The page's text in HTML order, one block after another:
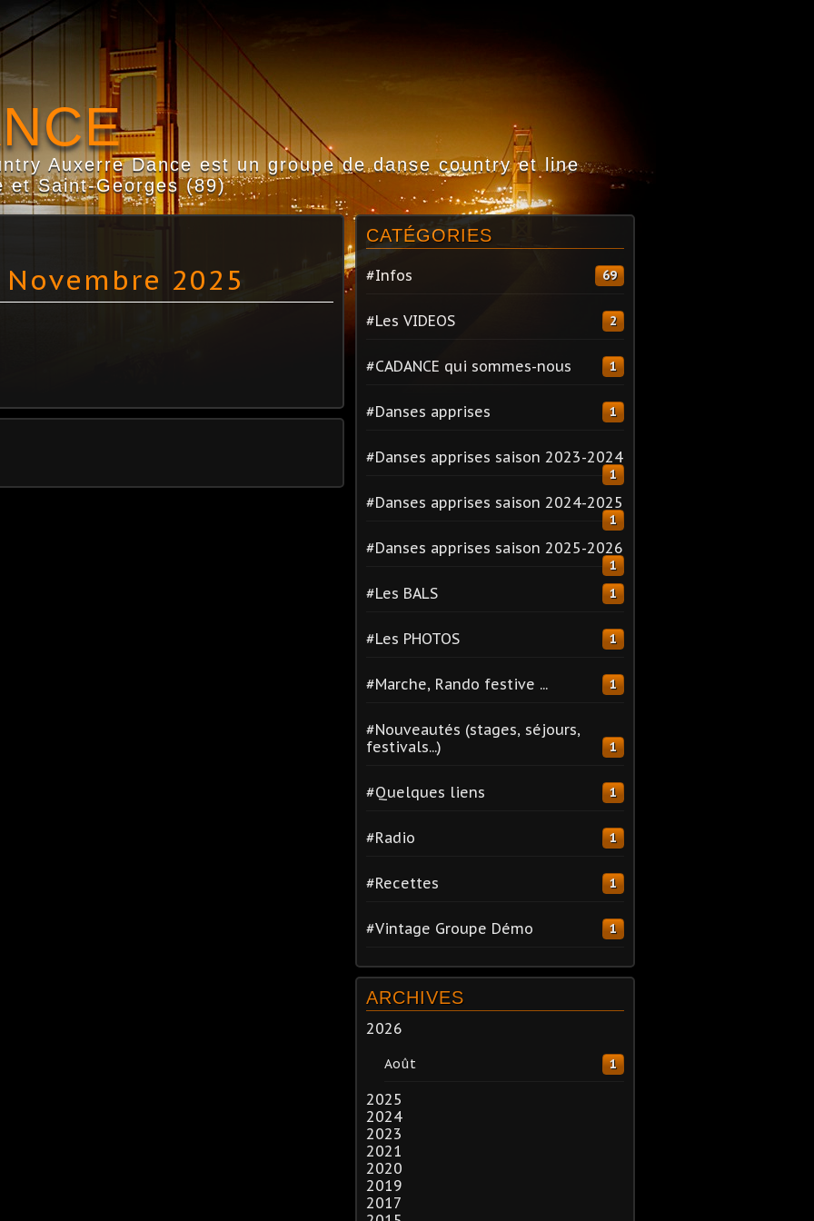
Auxerre Dance est un groupe de danse country et line
et Saint-Georges (89)
2025
CATÉGORIES
#Infos 69
#Les VIDEOS 2
#CADANCE qui sommes-nous 1
#Danses apprises 1
#Danses apprises saison 2023-2024
1
#Danses apprises saison 2024-2025
1
#Danses apprises saison 2025-2026
1
#Les BALS 1
#Les PHOTOS 1
#Marche, Rando festive ... 1
#Nouveautés (stages, séjours,
festivals...)
1
#Quelques liens 1
#Radio 1
#Recettes 1
#Vintage Groupe Démo 1
ARCHIVES
2026
Août 1
2025
2024
2023
2021
2020
2019
2017